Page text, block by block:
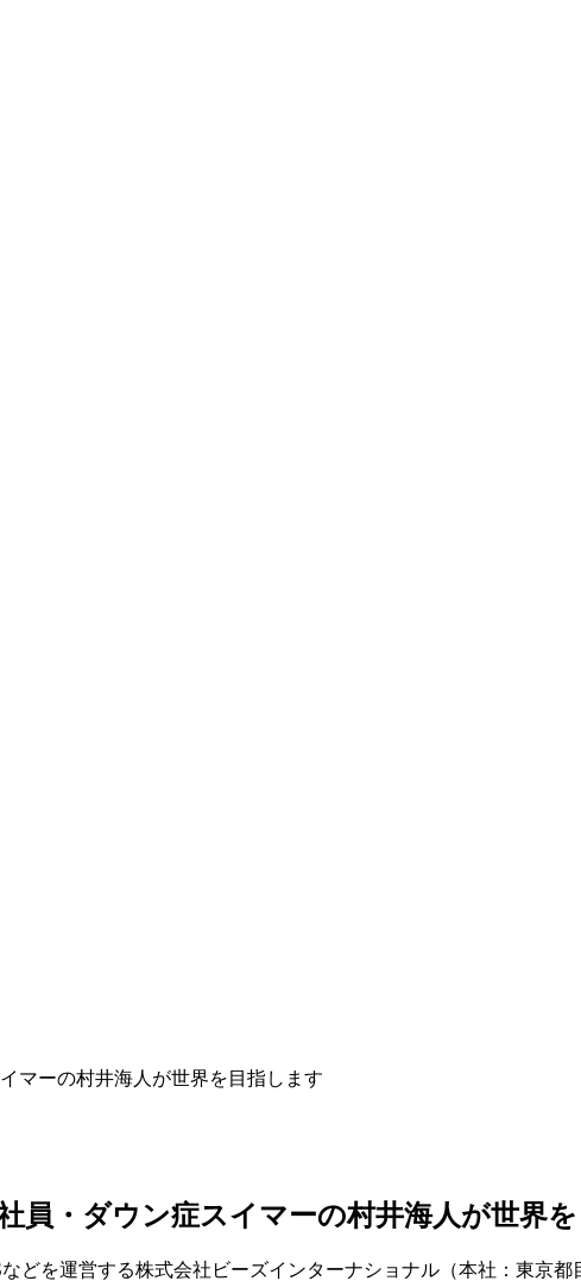
マーの村井海人が世界を目指します
員・ダウン症スイマーの村井海人が世界
どを運営する株式会社ビーズインターナショナル（本社：東京